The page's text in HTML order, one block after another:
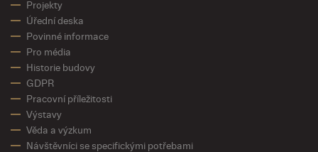
Projekty
Úřední deska
Povinné informace
Pro média
Historie budovy
GDPR
Pracovní příležitosti
Výstavy
Věda a výzkum
Návštěvníci se specifickými potřebami